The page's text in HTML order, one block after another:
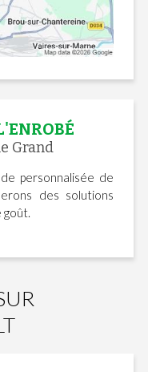
Grand
personnalisée de
des solutions